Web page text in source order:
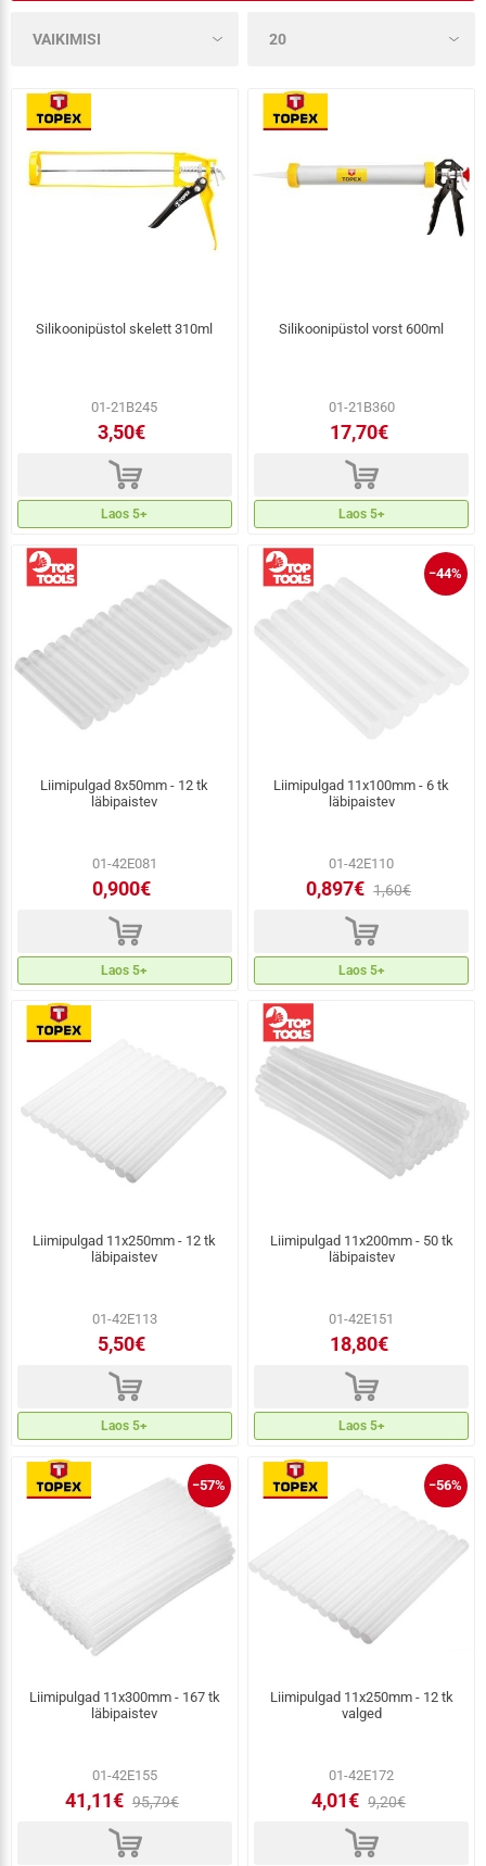
Silikoonipüstol skelett 310ml
01-21B245
3,50€
d
Laos 5+
Silikoonipüstol vorst 600ml
01-21B360
17,70€
d
Laos 5+
Liimipulgad 8x50mm - 12 tk
läbipaistev
01-42E081
0,900€
d
Laos 5+
−44%
Liimipulgad 11x100mm - 6 tk
läbipaistev
01-42E110
0,897€ 1,60€
d
Laos 5+
Liimipulgad 11x250mm - 12 tk
läbipaistev
01-42E113
5,50€
d
Laos 5+
Liimipulgad 11x200mm - 50 tk
läbipaistev
01-42E151
18,80€
d
Laos 5+
−57%
Liimipulgad 11x300mm - 167 tk
läbipaistev
01-42E155
41,11€ 95,79€
d
−56%
Liimipulgad 11x250mm - 12 tk
valged
01-42E172
4,01€ 9,20€
d